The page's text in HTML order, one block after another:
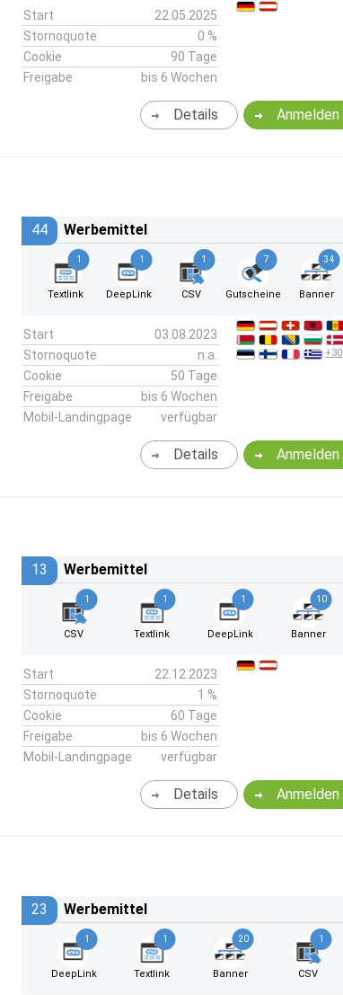
Start
22.05.2025
Stornoquote
0 %
Cookie
90 Tage
Freigabe
bis 6 Wochen
Anmelden
Details
44 Werbemittel
1
Textlink
1
DeepLink
1
CSV
7
Gutscheine
34
Banner
Start
03.08.2023
Stornoquote
n.a.
Cookie
50 Tage
Freigabe
bis 6 Wochen
Mobil-Landingpage
verfügbar
+30
Anmelden
Details
13 Werbemittel
1
CSV
1
Textlink
1
DeepLink
10
Banner
Start
22.12.2023
Stornoquote
1 %
Cookie
60 Tage
Freigabe
bis 6 Wochen
Mobil-Landingpage
verfügbar
Anmelden
Details
23 Werbemittel
1
DeepLink
1
Textlink
20
Banner
1
CSV